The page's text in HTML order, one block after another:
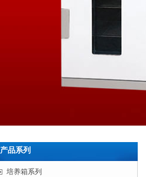
产品系列
培养箱系列